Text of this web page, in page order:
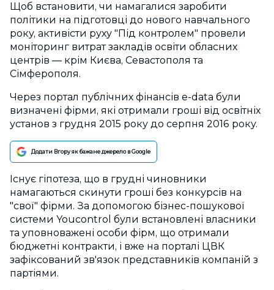
Щоб встановити, чи намагалися заробити
політики на підготовці до нового навчального
року, активісти руху "Під контролем" провели
моніторинг витрат закладів освіти обласних
центрів — крім Києва, Севастополя та
Сімферополя.
Через портал публічних фінансів e-data були
визначені фірми, які отримали гроші від освітніх
установ з грудня 2015 року до серпня 2016 року.
Додати Вгору як бажане джерело в Google
Існує гіпотеза, що в грудні чиновники
намагаються скинути гроші без конкурсів на
"свої" фірми. За допомогою бізнес-пошукової
системи Youcontrol були встановлені власники
та уповноважені особи фірм, що отримали
бюджетні контракти, і вже на порталі ЦВК
зафіксований зв'язок представників компаній з
партіями.